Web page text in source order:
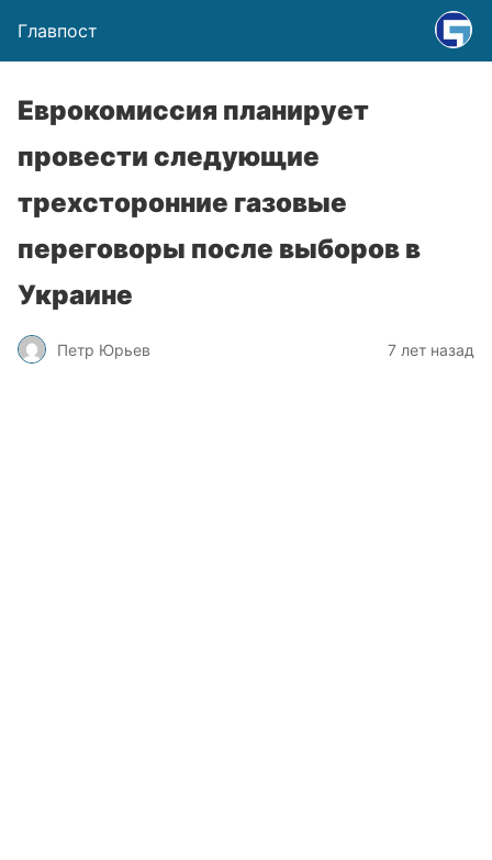
Главпост
Еврокомиссия планирует
провести следующие
трехсторонние газовые
переговоры после выборов в
Украине
Петр Юрьев 7 лет назад